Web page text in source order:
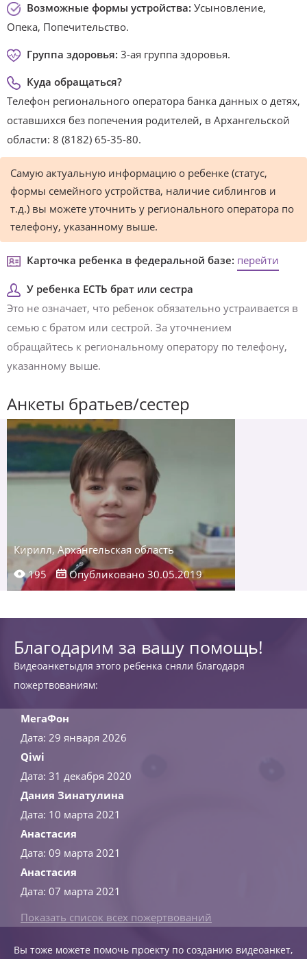
Возможные формы устройства: Усыновление,
Опека, Попечительство.
Группа здоровья: 3-ая группа здоровья.
Куда обращаться?
Телефон регионального оператора банка данных о детях,
оставшихся без попечения родителей, в Архангельской
области: 8 (8182) 65-35-80.
Самую актуальную информацию о ребенке (статус,
формы семейного устройства, наличие сиблингов и
т.д.) вы можете уточнить у регионального оператора по
телефону, указанному выше.
Карточка ребенка в федеральной базе: перейти
У ребенка ЕСТЬ брат или сестра
Это не означает, что ребенок обязательно устраивается в
семью с братом или сестрой. За уточнением
обращайтесь к региональному оператору по телефону,
указанному выше.
Анкеты братьев/сестер
Кирилл, Архангельская область
195
Опубликовано 30.05.2019
Благодарим за вашу помощь!
Видеоанкетыдля этого ребенка сняли благодаря
пожертвованиям:
МегаФон
Дата: 29 января 2026
Qiwi
Дата: 31 декабря 2020
Дания Зинатулина
Дата: 10 марта 2021
Анастасия
Дата: 09 марта 2021
Анастасия
Дата: 07 марта 2021
Показать список всех пожертвований
Вы тоже можете помочь проекту по созданию видеоанкет,